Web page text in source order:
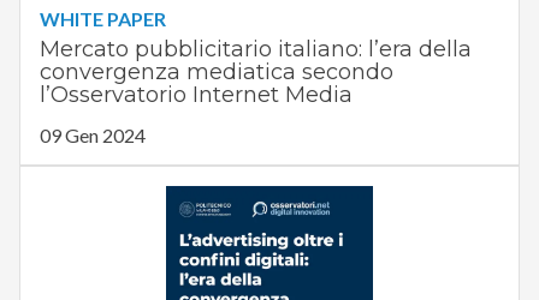
WHITE PAPER
Mercato pubblicitario italiano: l’era della
convergenza mediatica secondo
l’Osservatorio Internet Media
09 Gen 2024